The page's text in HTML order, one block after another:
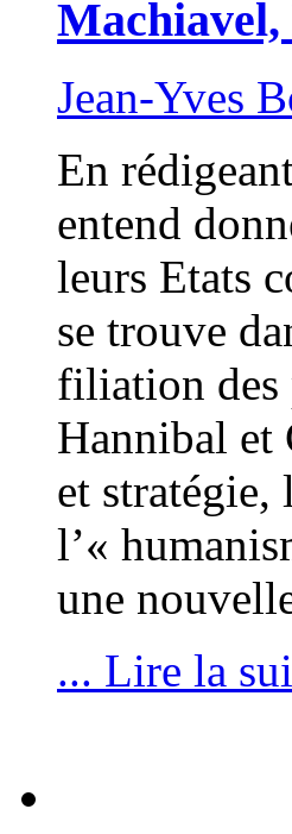
Machiavel,
Jean-Yves
En
entend
leurs Etats
se trouve
filiation des
Hannibal et
et stratégie,
l’«
une
... Lire la